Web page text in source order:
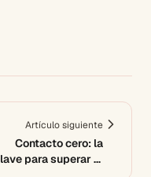
Artículo siguiente
Contacto cero: la
para superar la